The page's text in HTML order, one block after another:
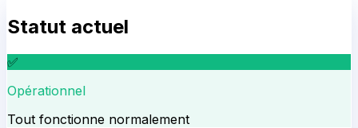
Statut actuel
✅
Opérationnel
Tout fonctionne normalement